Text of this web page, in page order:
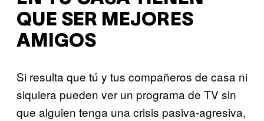
QUE SER MEJORES
AMIGOS
Si resulta que tú y tus compañeros de casa ni
siquiera pueden ver un programa de TV sin
que alguien tenga una crisis pasiva-agresiva,